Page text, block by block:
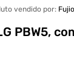
vendido por:
PBW5,